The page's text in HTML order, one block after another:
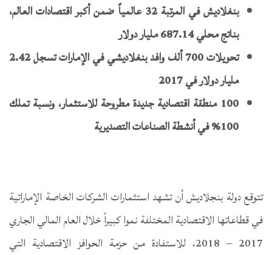
بنغلاديش في المرتبة 32 عالمياً ضمن أكبر اقتصادات العالم،
بناتج محلي 687.14 مليار دولار
تحويلات 700 ألف وافد بنغلاديشي في الإمارات تسجل 2.42
مليار دولار في 2017
100 منطقة اقتصادية جديدة مطروحة للاستثمار، ونسبة تملك
100% في أنشطة الصناعات التصديرية
تتوقع دولة بنجلاديش أن تشهد استثمارات الشركات الخاصة الإماراتية
في قطاعاتها الاقتصادية المختلفة نموا كبيراً خلال العام المالي الجاري
2017 – 2018، للاستفادة من حزمة الحوافز الاقتصادية التي